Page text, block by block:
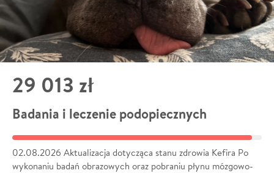
29 013 zł
Badania i leczenie podopiecznych
02.08.2026 Aktualizacja dotycząca stanu zdrowia Kefira Po
wykonaniu badań obrazowych oraz pobraniu płynu mózgowo-